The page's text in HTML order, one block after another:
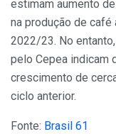
estimam aumento
na produção de
2022/23. No
pelo Cepea indicam
crescimento de
ciclo anterior.
Fonte: Brasil 61